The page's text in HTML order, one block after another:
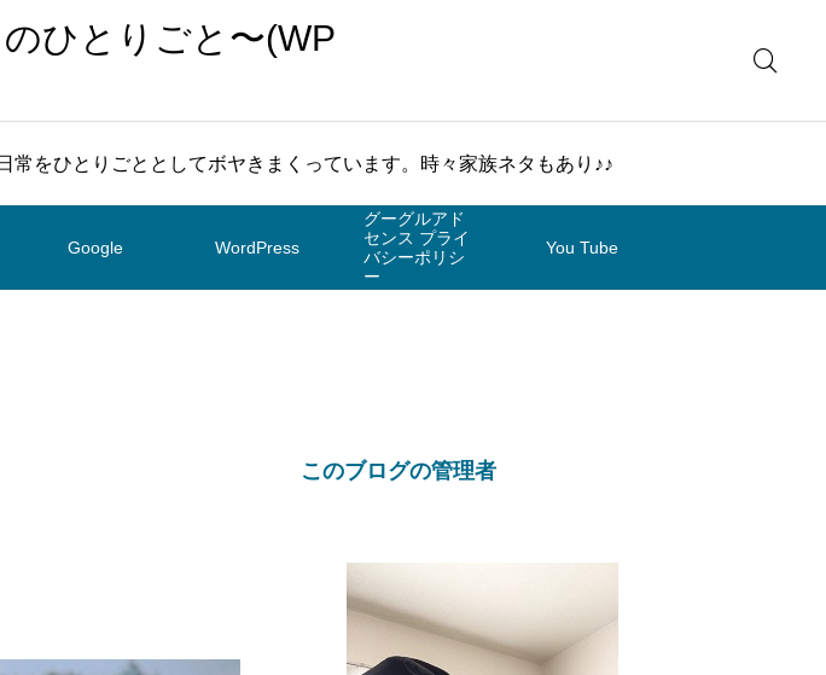
ひとりごと〜(WP
をひとりごととしてボヤきまくっています。時々家族ネタもあり♪♪
Google WordPress
グーグルアド
センス プライ
バシーポリシ
ー
You Tube
このブログの管理者